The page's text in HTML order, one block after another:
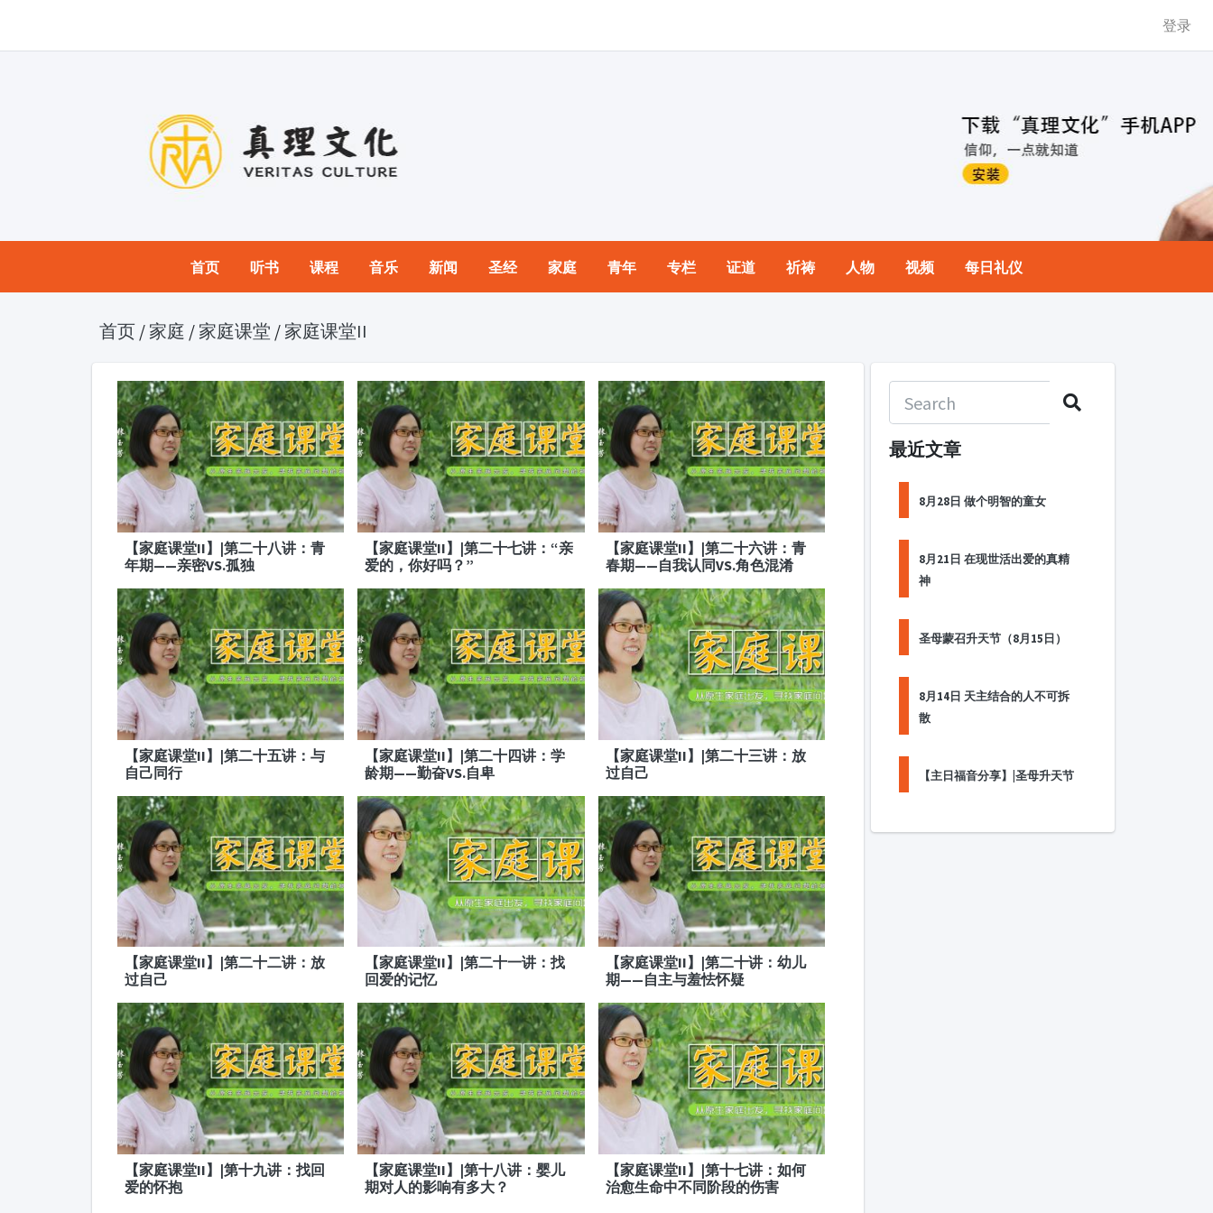
登录
首页 听书 课程 音乐 新闻 圣经 家庭 青年 专栏 证道 祈祷 人物 视频 每日礼仪
首页 / 家庭 / 家庭课堂 / 家庭课堂II
【家庭课堂II】|第二十八讲：青
年期——亲密VS.孤独
【家庭课堂II】|第二十七讲：“亲
爱的，你好吗？”
【家庭课堂II】|第二十六讲：青
春期——自我认同VS.角色混淆
【家庭课堂II】|第二十五讲：与
自己同行
【家庭课堂II】|第二十四讲：学
龄期——勤奋VS.自卑
【家庭课堂II】|第二十三讲：放
过自己
【家庭课堂II】|第二十二讲：放
过自己
【家庭课堂II】|第二十一讲：找
回爱的记忆
【家庭课堂II】|第二十讲：幼儿
期——自主与羞怯怀疑
【家庭课堂II】|第十九讲：找回
爱的怀抱
【家庭课堂II】|第十八讲：婴儿
期对人的影响有多大？
【家庭课堂II】|第十七讲：如何
治愈生命中不同阶段的伤害
最近文章
8月28日 做个明智的童女
8月21日 在现世活出爱的真精
神
圣母蒙召升天节（8月15日）
8月14日 天主结合的人不可拆
散
【主日福音分享】|圣母升天节